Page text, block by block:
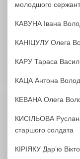
молодшого
КАВУНА Івана
КАНІЦУЛУ Олега
КАРУ Тараса
КАЦА Антона
КЕВАНА Олега
КИСІЛЬОВА
старшого солдата
КІРІЯКУ Дар’ю